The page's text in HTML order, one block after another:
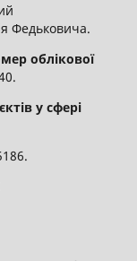
Федьковича.
облікової
у сфері